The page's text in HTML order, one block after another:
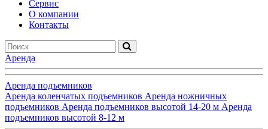
Cервис
О компании
Контакты
Аренда
Аренда подъемников
Аренда коленчатых подъемников Аренда ножничных
подъемников Аренда подъемников высотой 14-20 м Аренда
подъемников высотой 8-12 м